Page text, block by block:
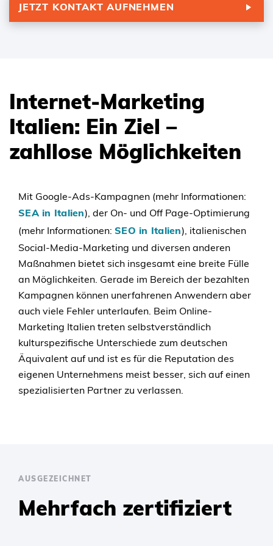
JETZT KONTAKT AUFNEHMEN
Internet-Marketing
Italien: Ein Ziel –
zahllose Möglichkeiten
Mit Google-Ads-Kampagnen (mehr Informationen:
SEA in Italien), der On- und Off Page-Optimierung
(mehr Informationen: SEO in Italien), italienischen
Social-Media-Marketing und diversen anderen
Maßnahmen bietet sich insgesamt eine breite Fülle
an Möglichkeiten. Gerade im Bereich der bezahlten
Kampagnen können unerfahrenen Anwendern aber
auch viele Fehler unterlaufen. Beim Online-
Marketing Italien treten selbstverständlich
kulturspezifische Unterschiede zum deutschen
Äquivalent auf und ist es für die Reputation des
eigenen Unternehmens meist besser, sich auf einen
spezialisierten Partner zu verlassen.
AUSGEZEICHNET
Mehrfach zertifiziert